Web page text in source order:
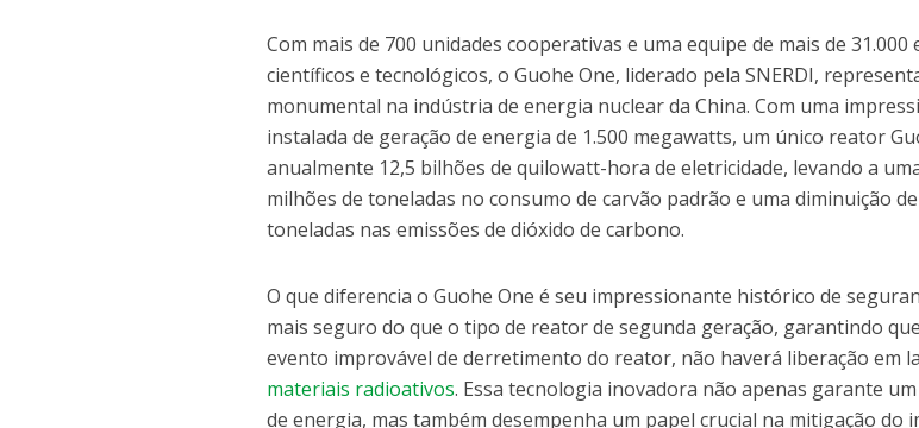
Com mais de 700 unidades cooperativas e uma equipe de mais de 31.000
científicos e tecnológicos, o Guohe One, liderado pela SNERDI,
monumental na indústria de energia nuclear da China. Com uma
instalada de geração de energia de 1.500 megawatts, um único reator
anualmente 12,5 bilhões de quilowatt-hora de eletricidade, levando a
milhões de toneladas no consumo de carvão padrão e uma diminuição
toneladas nas emissões de dióxido de carbono.
O que diferencia o Guohe One é seu impressionante histórico de
mais seguro do que o tipo de reator de segunda geração, garantindo
evento improvável de derretimento do reator, não haverá liberação em
materiais radioativos. Essa tecnologia inovadora não apenas garante
de energia, mas também desempenha um papel crucial na mitigação do